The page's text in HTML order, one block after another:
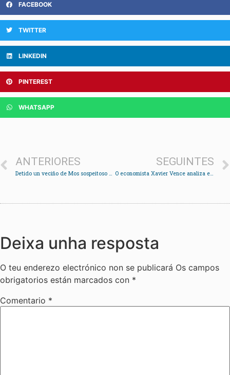
FACEBOOK
TWITTER
LINKEDIN
PINTEREST
WHATSAPP
ANTERIORES
Detido un veciño de Mos sospeitoso de dedicarse ao “vampirismo de gasóleo”
SEGUINTES
O economista Xavier Vence analiza en Redondela a crise neoliberal
Deixa unha resposta
O teu enderezo electrónico non se publicará Os campos
obrigatorios están marcados con *
Comentario *